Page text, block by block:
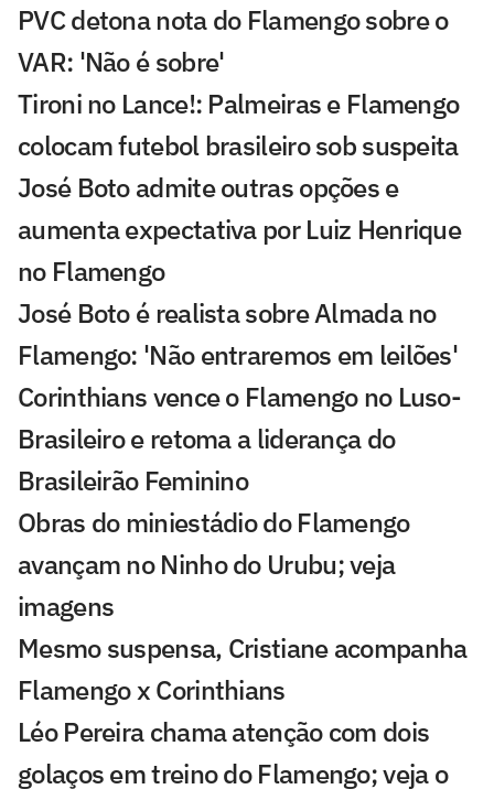
PVC detona nota do Flamengo sobre o
VAR: 'Não é sobre'
Tironi no Lance!: Palmeiras e Flamengo
colocam futebol brasileiro sob suspeita
José Boto admite outras opções e
aumenta expectativa por Luiz Henrique
no Flamengo
José Boto é realista sobre Almada no
Flamengo: 'Não entraremos em leilões'
Corinthians vence o Flamengo no Luso-
Brasileiro e retoma a liderança do
Brasileirão Feminino
Obras do miniestádio do Flamengo
avançam no Ninho do Urubu; veja
imagens
Mesmo suspensa, Cristiane acompanha
Flamengo x Corinthians
Léo Pereira chama atenção com dois
golaços em treino do Flamengo; veja o